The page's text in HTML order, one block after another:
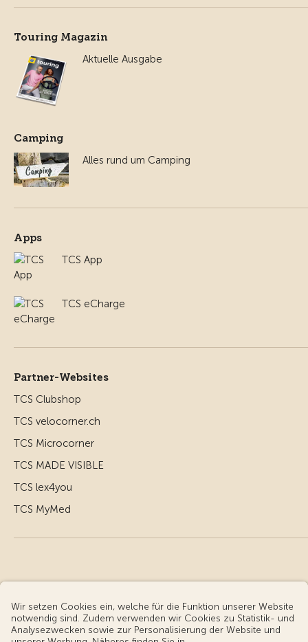
Touring Magazin
Aktuelle Ausgabe
Camping
Alles rund um Camping
Apps
TCS App
TCS eCharge
Partner-Websites
TCS Clubshop
TCS velocorner.ch
TCS Microcorner
TCS MADE VISIBLE
TCS lex4you
TCS MyMed